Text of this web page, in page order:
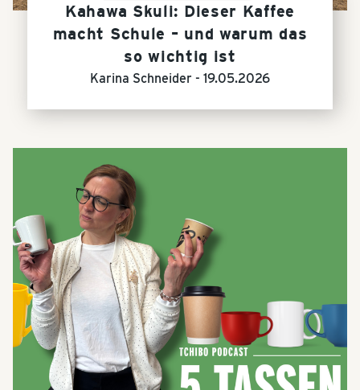
Kahawa Skuli: Dieser Kaffee
macht Schule – und warum das
so wichtig ist
Karina Schneider - 19.05.2026